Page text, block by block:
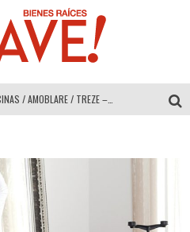
MULTIOFICINAS / AMOBLARE / TREZE – Especial Interiorismo & Decoración 2026
COLINEAL – Especial Interiorismo & Decoración 2026